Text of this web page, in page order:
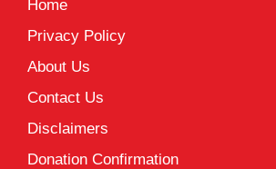
Home
Privacy Policy
About Us
Contact Us
Disclaimers
Donation Confirmation